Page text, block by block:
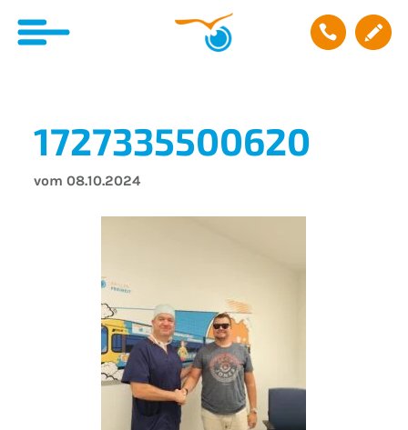
1727335500620
vom 08.10.2024